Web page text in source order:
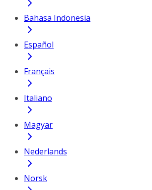
Bahasa Indonesia
Español
Français
Italiano
Magyar
Nederlands
Norsk